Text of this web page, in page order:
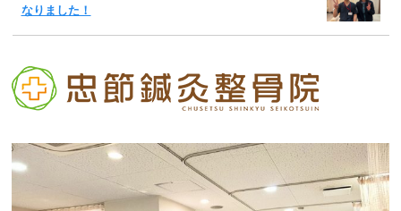
なりました！